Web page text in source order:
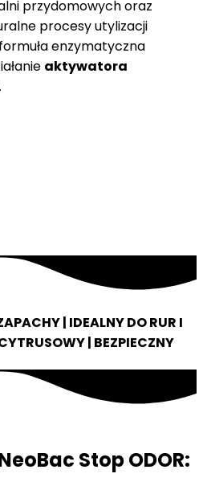
przydomowych oraz
procesy utylizacji
enzymatyczna
aktywatora
.
| IDEALNY DO RUR I
| BEZPIECZNY
Stop ODOR: